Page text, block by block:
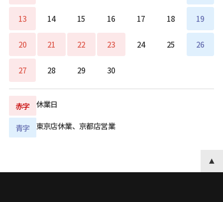
13 14 15 16 17 18 19
20 21 22 23 24 25 26
27 28 29 30
赤字 休業日
青字 東京店休業、京都店営業